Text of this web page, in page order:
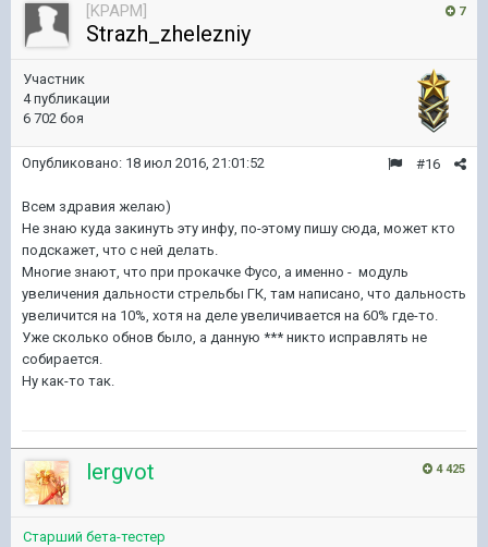
7
[KPAPM]
Strazh_zhelezniy
Участник
4 публикации
6 702 боя
#16
Опубликовано: 18 июл 2016, 21:01:52
Всем здравия желаю)
Не знаю куда закинуть эту инфу, по-этому пишу сюда, может кто
подскажет, что с ней делать.
Многие знают, что при прокачке Фусо, а именно - модуль
увеличения дальности стрельбы ГК, там написано, что дальность
увеличится на 10%, хотя на деле увеличивается на 60% где-то.
Уже сколько обнов было, а данную *** никто исправлять не
собирается.
Ну как-то так.
4 425
lergvot
Старший бета-тестер